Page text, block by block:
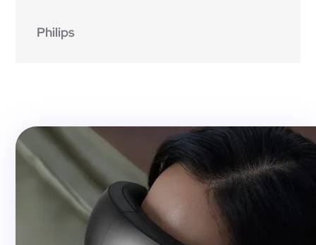
Philips